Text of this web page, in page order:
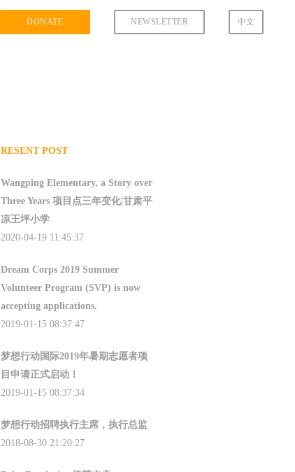
DONATE NEWSLETTER 中文
RESENT POST
Wangping Elementary, a Story over
Three Years 项目点三年变化|甘肃平
凉王坪小学
2020-04-19 11:45:37
Dream Corps 2019 Summer
Volunteer Program (SVP) is now
accepting applications.
2019-01-15 08:37:47
梦想行动国际2019年暑期志愿者项
目申请正式启动！
2019-01-15 08:37:34
梦想行动招聘执行主席，执行总监
2018-08-30 21:20:27